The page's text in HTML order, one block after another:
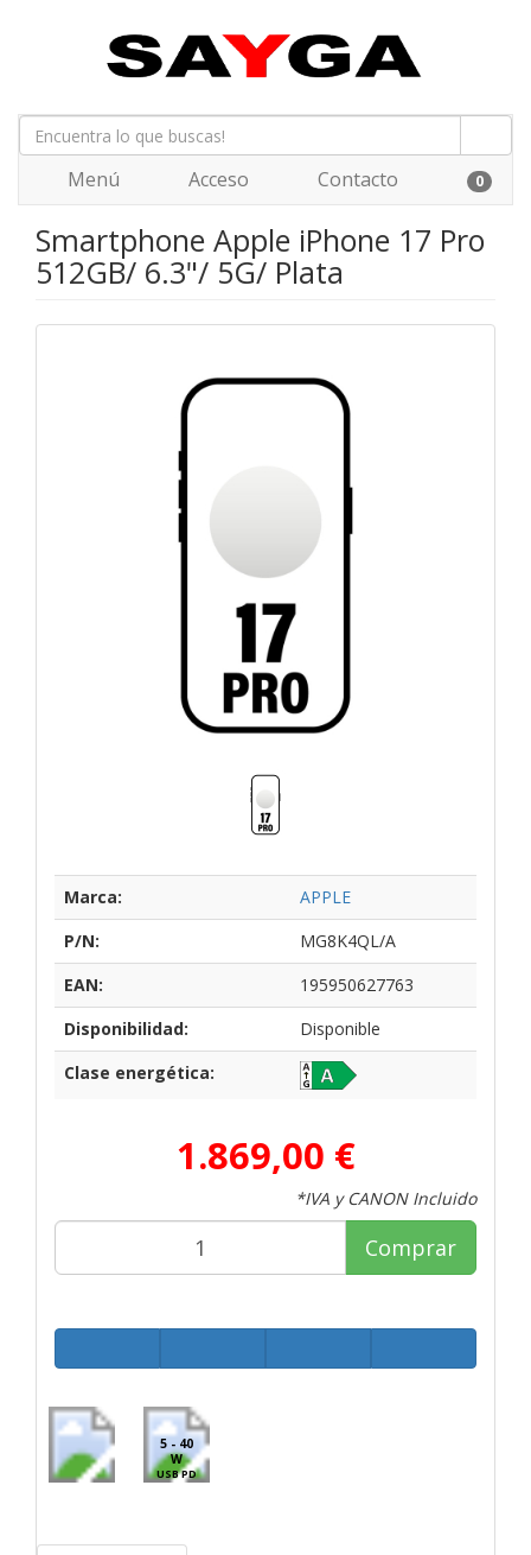
Menú Acceso Contacto 0
Smartphone Apple iPhone 17 Pro
512GB/ 6.3"/ 5G/ Plata
Marca:
APPLE
P/N:
MG8K4QL/A
EAN:
195950627763
Disponibilidad:
Disponible
Clase energética:
1.869,00 €
*IVA y CANON Incluido
Comprar
5 - 40
W
USB PD